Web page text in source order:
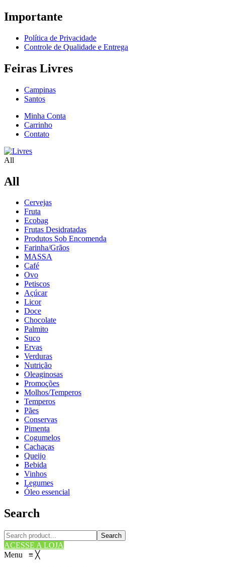
Importante
Política de Privacidade
Controle de Qualidade e Entrega
Feiras Livres
Campinas
Santos
Minha Conta
Carrinho
Contato
All
All
Cervejas
Fruta
Ecobag
Frutas Desidratadas
Produtos Sob Encomenda
Farinha/Grãos
MASSA
Café
Ovo
Petiscos
Açúcar
Licor
Doce
Chocolate
Palmito
Suco
Ervas
Verduras
Nutrição
Oleaginosas
Promoções
Molhos/Temperos
Temperos
Pães
Conservas
Pimenta
Cogumelos
Cachaças
Queijo
Bebida
Vinhos
Legumes
Óleo essencial
Search
Search
ACESSE A LOJA
Menu ≡ ╳